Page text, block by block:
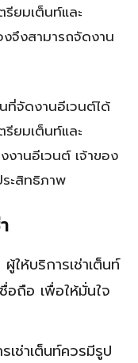
รียมเต็นท์และ
จึงสามารถจัดงาน
ที่จัดงานอีเวนต์ได้
รียมเต็นท์และ
านอีเวนต์ เจ้าของ
ะสิทธิภาพ
ให้บริการเช่าเต็นท์
อถือ เพื่อให้มั่นใจ
เช่าเต็นท์ควรมีรูป